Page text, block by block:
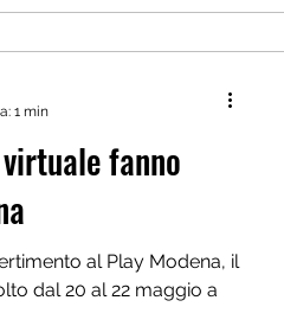
fanno
al Play Modena, il
dal 20 al 22 maggio a
1 min